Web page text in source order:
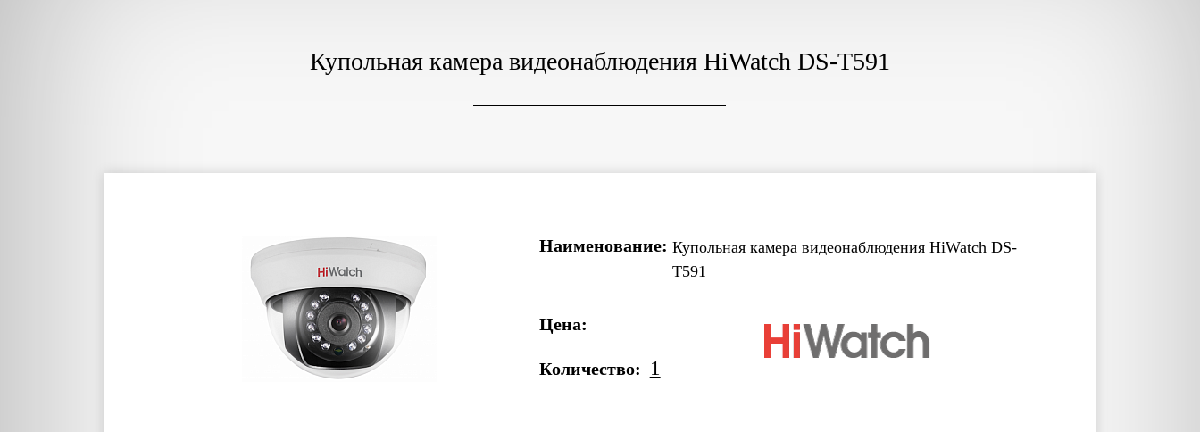
Купольная камера видеонаблюдения HiWatch DS-T591
Наименование: Купольная камера видеонаблюдения HiWatch DS-
T591
Цена:
Количество: 1